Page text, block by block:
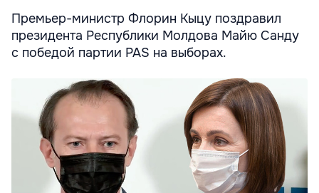
Премьер-министр Флорин Кыцу поздравил
президента Республики Молдова Майю Санду
с победой партии PAS на выборах.